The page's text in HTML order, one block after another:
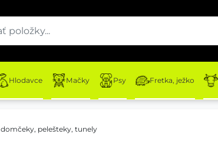
Hlodavce Mačky Psy Fretka, ježko
domčeky, pelešteky, tunely